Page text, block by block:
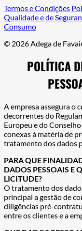
Termos e Condições
Qualidade e de
Consumo
© 2026 Adega de
POLÍTICA
A empresa assegura o
decorrentes do
Europeu e do
conexas à matéria de
tratamento dos dados
PARA QUE
DADOS PESSOAIS E
LICITUDE?
O tratamento dos
principal a gestão de
diligências pré-
entre os clientes e a